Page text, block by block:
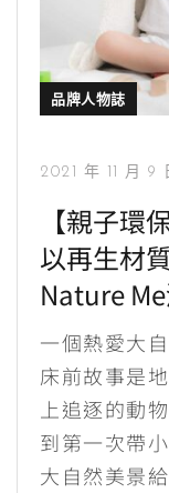
品牌人物誌
2021 年 11 月 9
【親子環
以再生材
Nature
一個熱愛大
床前故事是
上追逐的動
到第一次帶
大自然美景